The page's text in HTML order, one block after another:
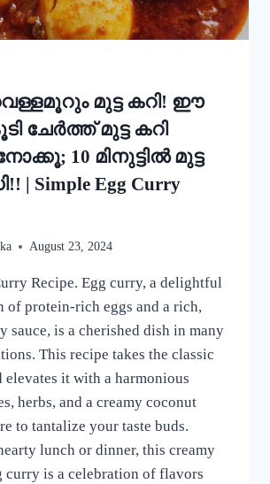
മുട്ട കറി! ഈ
ചേർത്ത് മുട്ട കറി
10 മിനുട്ടിൽ മുട്ട
| Simple Egg Curry
August 23, 2024
Recipe. Egg curry, a delightful
of protein-rich eggs and a rich,
sauce, is a cherished dish in many
This recipe takes the classic
elevates it with a harmonious
herbs, and a creamy coconut
to tantalize your taste buds.
lunch or dinner, this creamy
curry is a celebration of flavors